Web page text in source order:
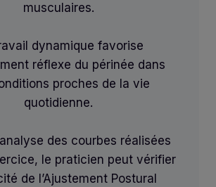
musculaires.
dynamique favorise
réflexe du périnée dans
proches de la vie
quotidienne.
des courbes réalisées
le praticien peut vérifier
de l’Ajustement Postural